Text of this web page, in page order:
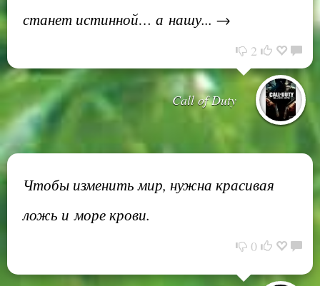
станет истинной… а нашу... →
2
Call of Duty
Чтобы изменить мир, нужна красивая
ложь и море крови.
0